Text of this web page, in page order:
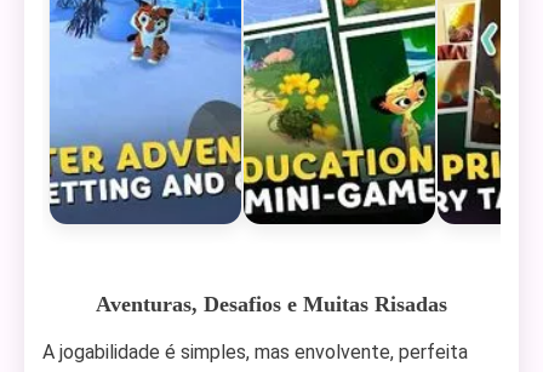
Aventuras, Desafios e Muitas Risadas
A jogabilidade é simples, mas envolvente, perfeita